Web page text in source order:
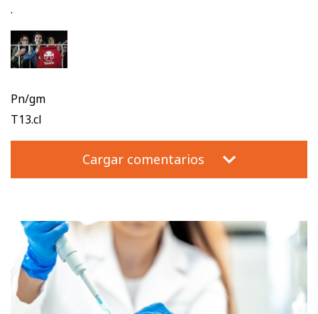
.
Pn/gm
T13.cl
Cargar comentarios